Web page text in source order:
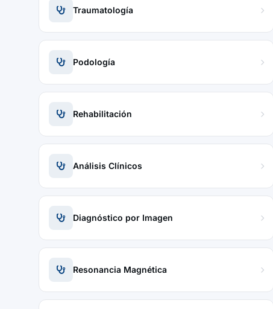
Traumatología
Podología
Rehabilitación
Análisis Clínicos
Diagnóstico por Imagen
Resonancia Magnética